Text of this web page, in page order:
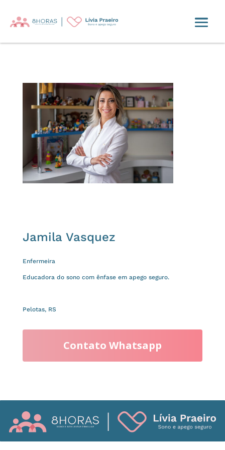
Jamila Vasquez
Enfermeira
Educadora do sono com ênfase em apego seguro.
Pelotas, RS
Contato Whatsapp